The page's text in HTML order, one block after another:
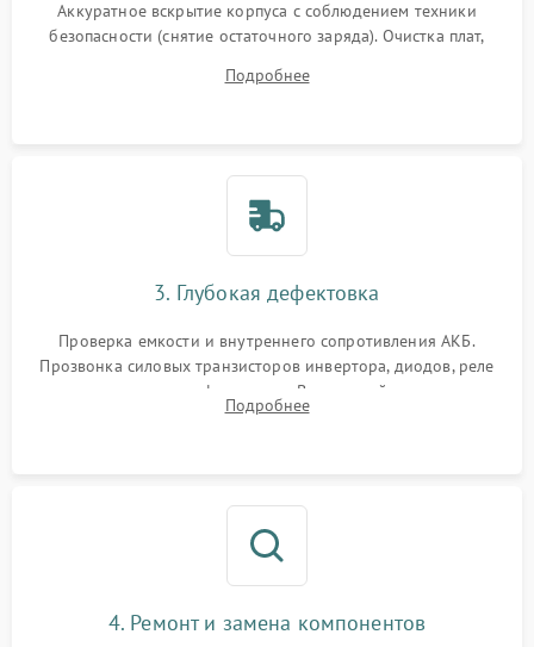
Аккуратное вскрытие корпуса с соблюдением техники
безопасности (снятие остаточного заряда). Очистка плат,
и кистей для предотвращения перегрева и замыканий.
Подробнее
3. Глубокая дефектовка
Проверка емкости и внутреннего сопротивления АКБ.
Прозвонка силовых транзисторов инвертора, диодов, реле
переключения и трансформатора. Визуальный поиск вздутых
конденсаторов и прогаров на печатной плате.
Подробнее
4. Ремонт и замена компонентов